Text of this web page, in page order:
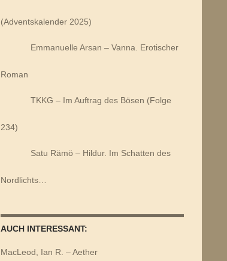
(Adventskalender 2025)
Emmanuelle Arsan – Vanna. Erotischer
Roman
TKKG – Im Auftrag des Bösen (Folge
234)
Satu Rämö – Hildur. Im Schatten des
Nordlichts…
AUCH INTERESSANT:
MacLeod, Ian R. – Aether